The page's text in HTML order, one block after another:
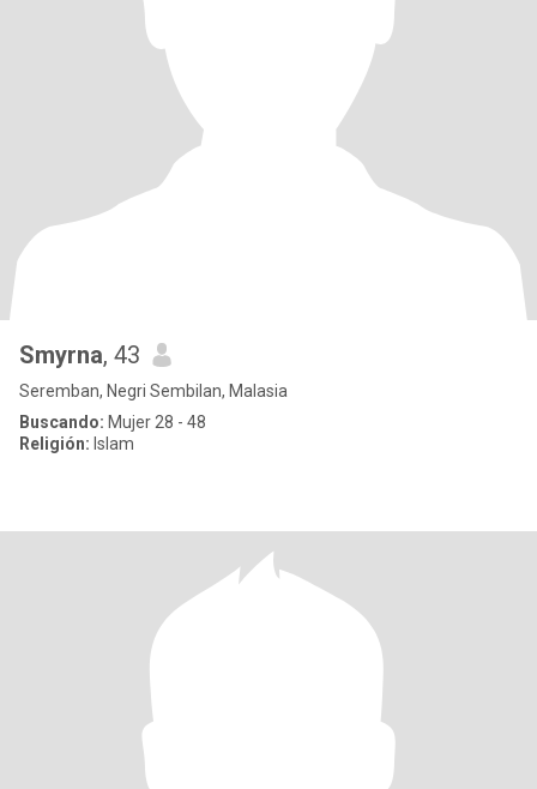
Smyrna, 43
Seremban, Negri Sembilan, Malasia
Buscando: Mujer 28 - 48
Religión: Islam